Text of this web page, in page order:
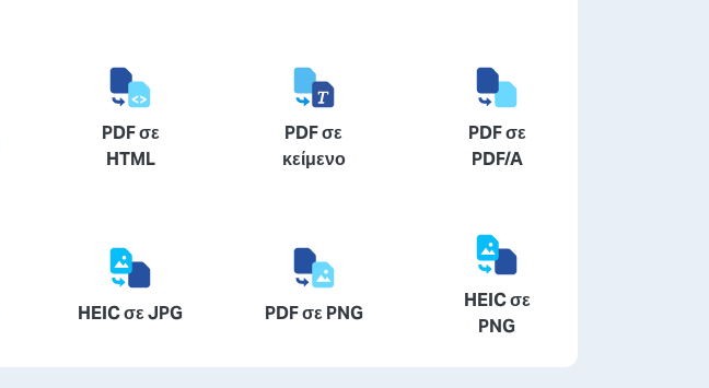
PDF σε
HTML
PDF σε
κείμενο
PDF σε
PDF/A
HEIC σε JPG PDF σε PNG
HEIC σε
PNG